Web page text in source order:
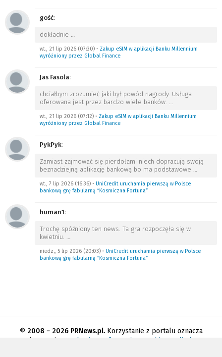
gość:
dokładnie …
wt., 21 lip 2026 (07:30) • Zakup eSIM w aplikacji Banku Millennium
wyróżniony przez Global Finance
Jas Fasola:
chciałbym zrozumieć jaki był powód nagrody. Usługa
oferowana jest przez bardzo wiele banków. …
wt., 21 lip 2026 (07:12) • Zakup eSIM w aplikacji Banku Millennium
wyróżniony przez Global Finance
PykPyk:
Zamiast zajmować się pierdołami niech dopracują swoją
beznadziejną aplikację bankową bo ma podstawowe …
wt., 7 lip 2026 (16:36) • UniCredit uruchamia pierwszą w Polsce
bankową grę fabularną “Kosmiczna Fortuna”
human1:
Trochę spóźniony ten news. Ta gra rozpoczęła się w
kwietniu. …
niedz., 5 lip 2026 (20:03) • UniCredit uruchamia pierwszą w Polsce
bankową grę fabularną “Kosmiczna Fortuna”
© 2008 − 2026 PRNews.pl.Korzystanie z portalu oznacza
akceptację
regulaminu Informacja o cookies
Polityka